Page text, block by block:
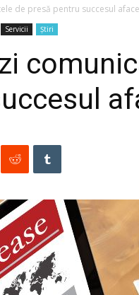
de presă pentru succesul
Servicii Știri